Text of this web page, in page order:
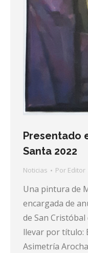
Presentado
Santa 2022
Noticias Por Editor
Una pintura de
encargada de
de San
llevar por título:
Asimetría